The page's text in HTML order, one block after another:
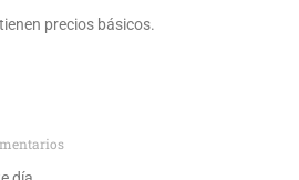
precios básicos.